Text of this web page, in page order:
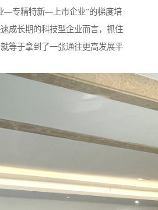
—专精特新—上市企业”的梯度培
成长期的科技型企业而言，抓住
等于拿到了一张通往更高发展平